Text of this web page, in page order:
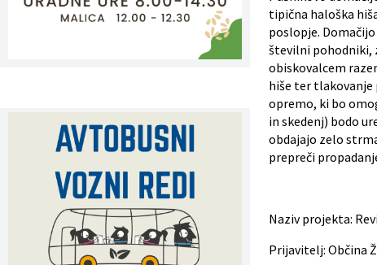
tipična haloška
poslopje.
številni pohodniki,
obiskovalcem
hiše ter tlakovanje
opremo, ki bo
in skedenj) bodo
obdajajo zelo
prepreči
Naziv projekta:
Prijavitelj: Občina
Register predpisov
Katalog informacij javnega značaja
Grb in zastava občine
Vizitka občine